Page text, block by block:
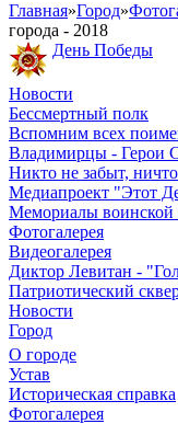
Главная»Город»
города - 2018
День Победы
Новости
Бессмертный полк
Вспомним всех
Владимирцы - Герои
Никто не забыт,
Медиапроект "Этот
Мемориалы воинской
Фотогалерея
Видеогалерея
Диктор Левитан -
Патриотический
Новости
Город
О городе
Устав
Историческая справка
Фотогалерея